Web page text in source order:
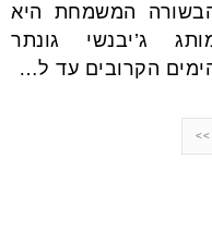
הבשורה המשמחת היא
ג’יבנשי גונתר
הקרובים עד ל…